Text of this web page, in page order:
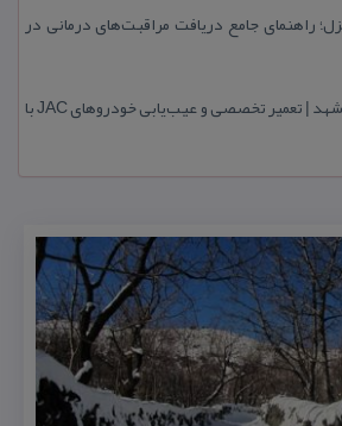
راهنمای جامع دریافت مراقبت‌های درمانی در
امداد خودرو جك در مشهد | تعمیر تخصصی و عیب‌یابی خودروهای JAC با